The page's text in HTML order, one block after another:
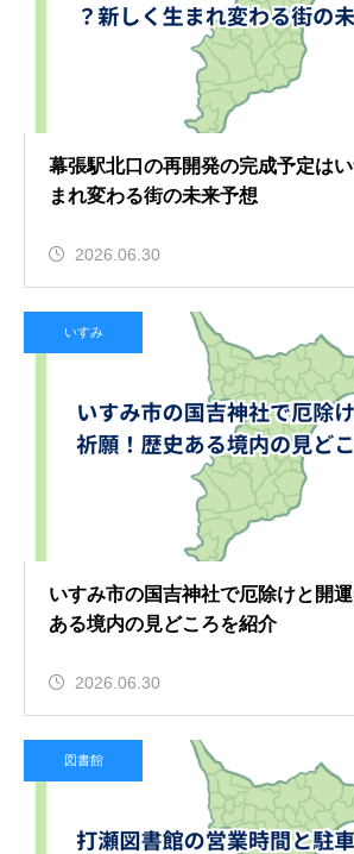
幕張駅北口の再開発の完成予定は
まれ変わる街の未来予想
2026.06.30
いすみ
いすみ市の国吉神社で厄除けと開
ある境内の見どころを紹介
2026.06.30
図書館